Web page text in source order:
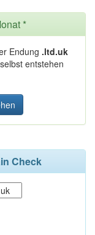
*
Endung .ltd.uk
entstehen
Check